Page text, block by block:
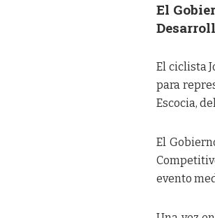
El
El ciclista
para
Escocia,
El
evento